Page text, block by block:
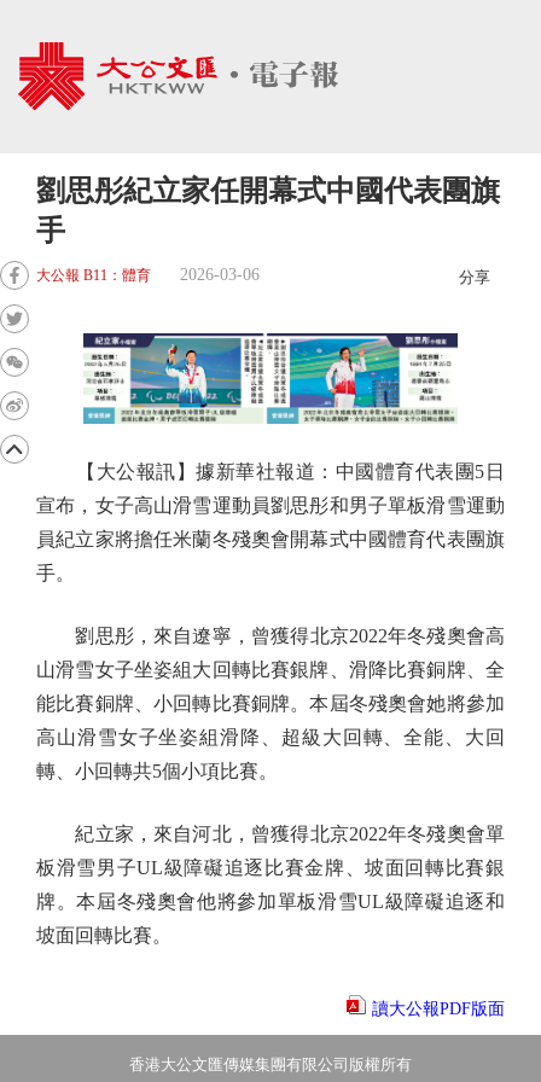
劉思彤紀立家任開幕式中國代表團旗
手
大公報 B11：體育 2026-03-06 分享
【大公報訊】據新華社報道：中國體育代表團5日
宣布，女子高山滑雪運動員劉思彤和男子單板滑雪運動
員紀立家將擔任米蘭冬殘奧會開幕式中國體育代表團旗
手。
劉思彤，來自遼寧，曾獲得北京2022年冬殘奧會高
山滑雪女子坐姿組大回轉比賽銀牌、滑降比賽銅牌、全
能比賽銅牌、小回轉比賽銅牌。本屆冬殘奧會她將參加
高山滑雪女子坐姿組滑降、超級大回轉、全能、大回
轉、小回轉共5個小項比賽。
紀立家，來自河北，曾獲得北京2022年冬殘奧會單
板滑雪男子UL級障礙追逐比賽金牌、坡面回轉比賽銀
牌。本屆冬殘奧會他將參加單板滑雪UL級障礙追逐和
坡面回轉比賽。
讀大公報PDF版面
香港大公文匯傳媒集團有限公司版權所有